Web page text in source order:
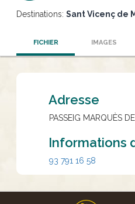
Destinations: Sant Vicenç de
FICHIER IMAGES
Adresse
PASSEIG MARQUÈS
Informations
93 791 16 58